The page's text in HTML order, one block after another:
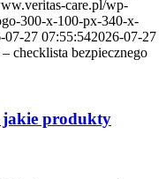
care.pl/wp-
300-x-100-px-340-x-
07-27 07:55:542026-07-27
checklista bezpiecznego
jakie produkty